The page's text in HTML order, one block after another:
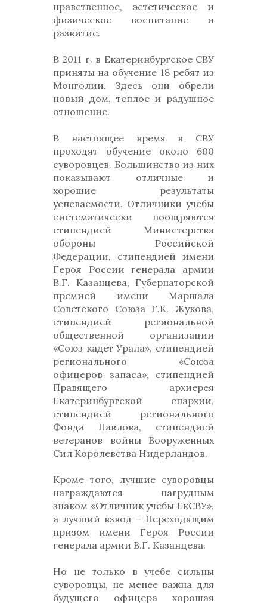
нравственное, эстетическое и
физическое воспитание и
развитие.
В 2011 г. в Екатеринбургское СВУ
приняты на обучение 18 ребят из
Монголии. Здесь они обрели
новый дом, теплое и радушное
отношение.
В настоящее время в СВУ
проходят обучение около 600
суворовцев. Большинство из них
показывают отличные и
хорошие результаты
успеваемости. Отличники учебы
систематически поощряются
стипендией Министерства
обороны Российской
Федерации, стипендией имени
Героя России генерала армии
В.Г. Казанцева, Губернаторской
премией имени Маршала
Советского Союза Г.К. Жукова,
стипендией региональной
общественной организации
«Союз кадет Урала», стипендией
регионального «Союза
офицеров запаса», стипендией
Правящего архиерея
Екатеринбургской епархии,
стипендией регионального
Фонда Павлова, стипендией
ветеранов войны Вооруженных
Сил Королевства Нидерландов.
Кроме того, лучшие суворовцы
награждаются нагрудным
знаком «Отличник учебы ЕкСВУ»,
а лучший взвод – Переходящим
призом имени Героя России
генерала армии В.Г. Казанцева.
Но не только в учебе сильны
суворовцы, не менее важна для
будущего офицера хорошая